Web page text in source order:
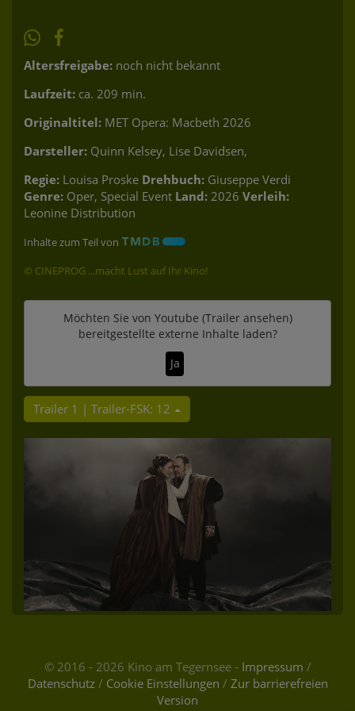
Altersfreigabe: noch nicht bekannt
Laufzeit: ca. 209 min.
Originaltitel: MET Opera: Macbeth 2026
Darsteller: Quinn Kelsey, Lise Davidsen,
Regie: Louisa Proske Drehbuch: Giuseppe Verdi
Genre: Oper, Special Event Land: 2026 Verleih:
Leonine Distribution
Inhalte zum Teil von
© CINEPROG ...macht Lust auf Ihr Kino!
Möchten Sie von Youtube (Trailer ansehen)
bereitgestellte externe Inhalte laden?
Ja
Trailer 1 | Trailer-FSK: 12
© 2016 - 2026 Kino am Tegernsee - Impressum /
Datenschutz/ Cookie Einstellungen / Zur barrierefreien
Version